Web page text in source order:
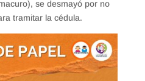
se desmayó por no
tramitar la cédula.